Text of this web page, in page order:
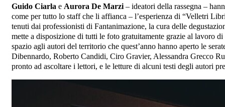
Guido Ciarla e Aurora De Marzi – ideatori della rassegna –
come per tutto lo staff che li affianca – l’esperienza di “Velletri
tenuti dai professionisti di Fantanimazione, la cura delle
mette a disposizione di tutti le foto gratuitamente grazie al lavoro di
spazio agli autori del territorio che quest’anno hanno aperto le
Dibennardo, Roberto Candidi, Ciro Gravier, Alessandra Grecco
pronto ad ascoltare i lettori, e le letture di alcuni testi degli autori